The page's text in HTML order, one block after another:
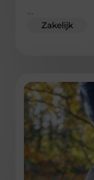
...
Zakelijk